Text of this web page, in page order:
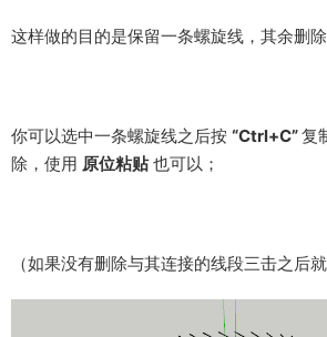
这样做的目的是保留一条螺旋线，其余删除
你可以选中一条螺旋线之后按 “Ctrl+C”复
除，使用 原位粘贴也可以；
（如果没有删除与其连接的线段三击之后